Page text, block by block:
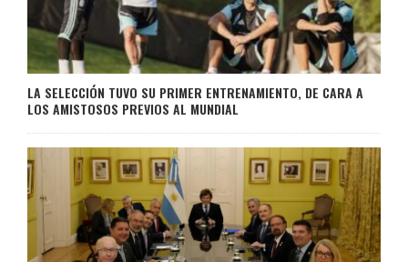
LA SELECCIÓN TUVO SU PRIMER ENTRENAMIENTO, DE CARA A
LOS AMISTOSOS PREVIOS AL MUNDIAL